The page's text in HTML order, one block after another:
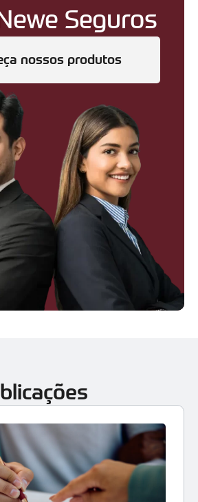
Seguros
nossos produtos